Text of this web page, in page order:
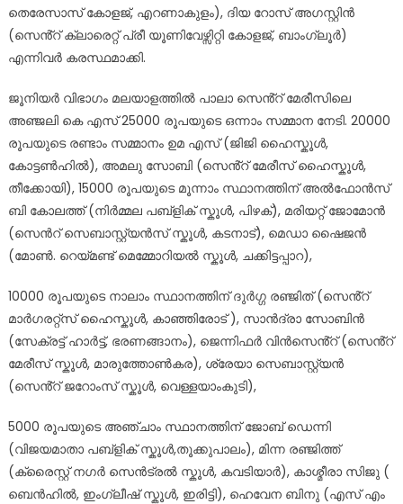
തെരേസാസ് കോളജ്, എറണാകുളം), ദിയ റോസ് അഗസ്റ്റിൻ
(സെൻ്റ് ക്ലാരെറ്റ് പ്രീ യൂണിവേഴ്സിറ്റി കോളജ്, ബാംഗ്ലൂർ)
എന്നിവർ കരസ്ഥമാക്കി.
ജൂനിയർ വിഭാഗം മലയാളത്തിൽ പാലാ സെൻ്റ് മേരീസിലെ
അഞ്ജലി കെ എസ് 25000 രൂപയുടെ ഒന്നാം സമ്മാന നേടി. 20000
രൂപയുടെ രണ്ടാം സമ്മാനം ഉമ എസ് (ജിജി ഹൈസ്കൂൾ,
കോട്ടൺഹിൽ), അമലു സോബി (സെൻ്റ് മേരീസ് ഹൈസ്കൂൾ,
തീക്കോയി), 15000 രൂപയുടെ മൂന്നാം സ്ഥാനത്തിന് അൽഫോൻസ്
ബി കോലത്ത് (നിർമ്മല പബ്ളിക് സ്കൂൾ, പിഴക്), മരിയറ്റ് ജോമോൻ
(സെൻറ് സെബാസ്റ്റ്യൻസ് സ്കൂൾ, കടനാട്), മെഡാ ഷൈജൻ
(മോൺ. റെയ്മണ്ട് മെമ്മോറിയൽ സ്കൂൾ, ചക്കിട്ടപ്പാറ),
10000 രൂപയുടെ നാലാം സ്ഥാനത്തിന് ദുർഗ്ഗ രഞ്ജിത് (സെൻ്റ്
മാർഗരറ്റ്സ് ഹൈസ്കൂൾ, കാഞ്ഞിരോട് ), സാൻദ്രാ സോബിൻ
(സേക്രട്ട് ഹാർട്ട്, ഭരണങ്ങാനം), ജെന്നിഫർ വിൻസെൻ്റ് (സെൻ്റ്
മേരീസ് സ്കൂൾ, മാരുത്തോൺകര), ശ്രേയാ സെബാസ്റ്റ്യൻ
(സെൻ്റ് ജറോംസ് സ്കൂൾ, വെള്ളയാംകുടി),
5000 രൂപയുടെ അഞ്ചാം സ്ഥാനത്തിന് ജോബ് ഡെന്നി
(വിജയമാതാ പബ്ളിക് സ്കൂൾ,തൂക്കുപാലം), മിന്ന രഞ്ജിത്ത്
(ക്രൈസ്റ്റ് നഗർ സെൻട്രൽ സ്കൂൾ, കവടിയാർ), കാശ്മീരാ സിജു (
ബെൻഹിൽ, ഇംഗ്ലീഷ് സ്കൂൾ, ഇരിട്ടി), ഹെവേന ബിനു (എസ് എം